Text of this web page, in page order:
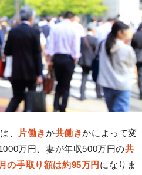
、 片働きか共働きかによって変
万円、妻が年収500万円の共
月の手取り額は約95万円 になりま